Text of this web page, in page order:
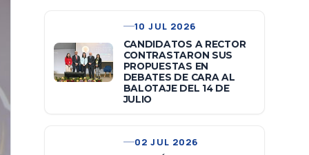
10 JUL 2026
CANDIDATOS A RECTOR
CONTRASTARON SUS
PROPUESTAS EN
DEBATES DE CARA AL
BALOTAJE DEL 14 DE
JULIO
02 JUL 2026